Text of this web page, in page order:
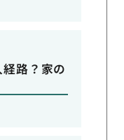
路？家の